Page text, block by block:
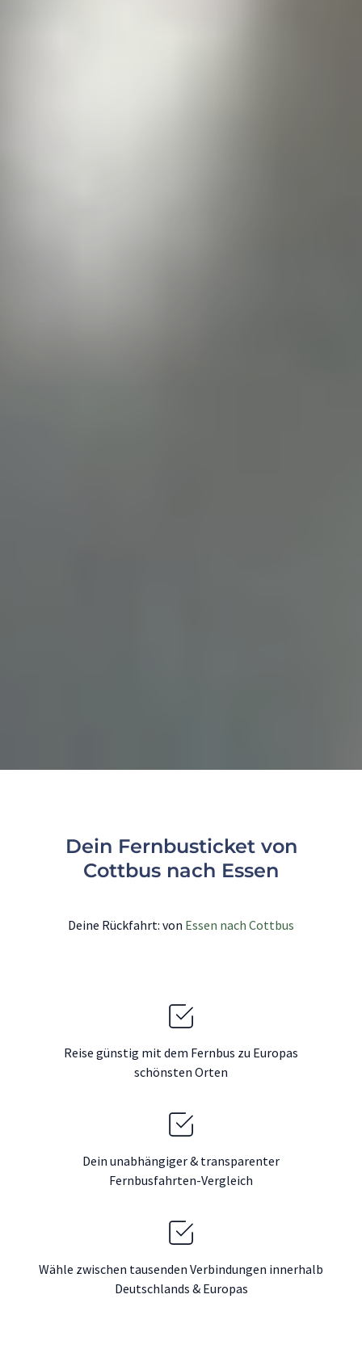
Dein Fernbusticket von
Cottbus nach Essen
Deine Rückfahrt: von Essen nach Cottbus
Reise günstig mit dem Fernbus zu Europas
schönsten Orten
Dein unabhängiger & transparenter
Fernbusfahrten-Vergleich
Wähle zwischen tausenden Verbindungen innerhalb
Deutschlands & Europas